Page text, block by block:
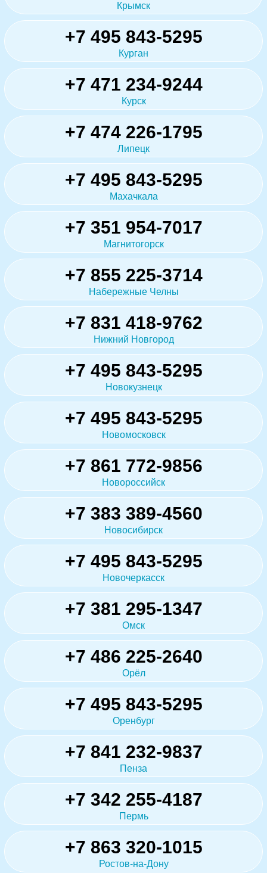
Крымск
+7 495 843-5295
Курган
+7 471 234-9244
Курск
+7 474 226-1795
Липецк
+7 495 843-5295
Махачкала
+7 351 954-7017
Магнитогорск
+7 855 225-3714
Набережные Челны
+7 831 418-9762
Нижний Новгород
+7 495 843-5295
Новокузнецк
+7 495 843-5295
Новомосковск
+7 861 772-9856
Новороссийск
+7 383 389-4560
Новосибирск
+7 495 843-5295
Новочеркасск
+7 381 295-1347
Омск
+7 486 225-2640
Орёл
+7 495 843-5295
Оренбург
+7 841 232-9837
Пенза
+7 342 255-4187
Пермь
+7 863 320-1015
Ростов-на-Дону